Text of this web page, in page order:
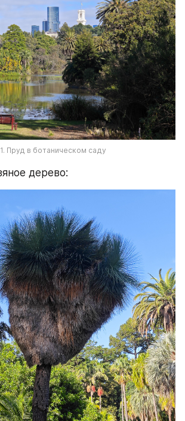
Пруд в ботаническом саду
дерево: